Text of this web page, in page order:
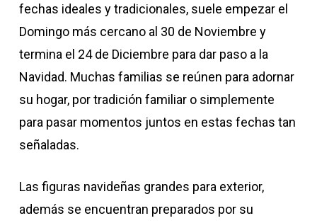
fechas ideales y tradicionales, suele empezar el
Domingo más cercano al 30 de Noviembre y
termina el 24 de Diciembre para dar paso a la
Navidad. Muchas familias se reúnen para adornar
su hogar, por tradición familiar o simplemente
para pasar momentos juntos en estas fechas tan
señaladas.
Las figuras navideñas grandes para exterior,
además se encuentran preparados por su